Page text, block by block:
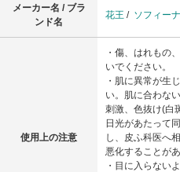
メーカー名 / ブラ
ンド名
花王 / ソフィー
使用上の注意
・傷、はれもの
いでください。
・肌に異常が生
い。肌に合わな
刺激、色抜け(白
日光があたって
し、皮ふ科医へ
悪化することがあ
・目に入らない